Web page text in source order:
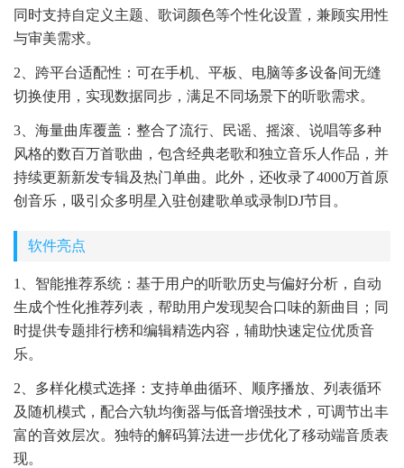
同时支持自定义主题、歌词颜色等个性化设置，兼顾实用性
与审美需求。
2、跨平台适配性：可在手机、平板、电脑等多设备间无缝
切换使用，实现数据同步，满足不同场景下的听歌需求。
3、海量曲库覆盖：整合了流行、民谣、摇滚、说唱等多种
风格的数百万首歌曲，包含经典老歌和独立音乐人作品，并
持续更新新发专辑及热门单曲。此外，还收录了4000万首原
创音乐，吸引众多明星入驻创建歌单或录制DJ节目。
软件亮点
1、智能推荐系统：基于用户的听歌历史与偏好分析，自动
生成个性化推荐列表，帮助用户发现契合口味的新曲目；同
时提供专题排行榜和编辑精选内容，辅助快速定位优质音
乐。
2、多样化模式选择：支持单曲循环、顺序播放、列表循环
及随机模式，配合六轨均衡器与低音增强技术，可调节出丰
富的音效层次。独特的解码算法进一步优化了移动端音质表
现。